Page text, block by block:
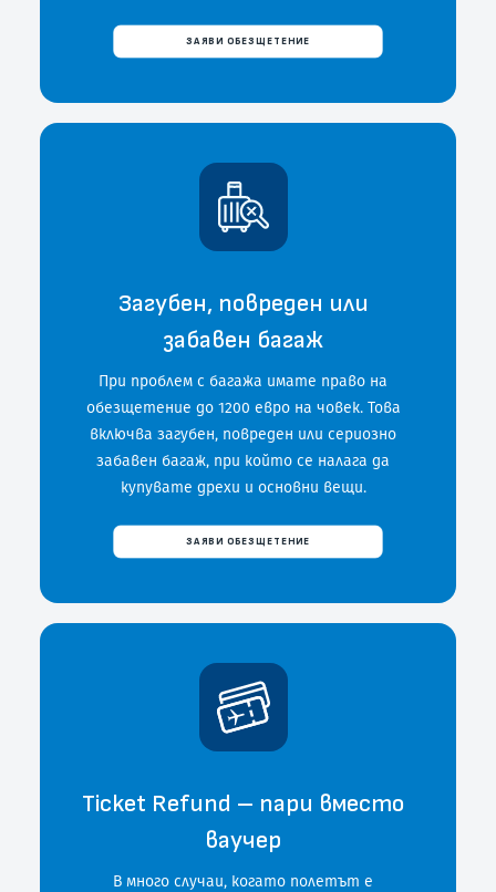
ЗАЯВИ ОБЕЗЩЕТЕНИЕ
Загубен, повреден или
забавен багаж
При проблем с багажа имате право на
обезщетение до 1200 евро на човек. Това
включва загубен, повреден или сериозно
забавен багаж, при който се налага да
купувате дрехи и основни вещи.
ЗАЯВИ ОБЕЗЩЕТЕНИЕ
Ticket Refund – пари вместо
ваучер
В много случаи, когато полетът е